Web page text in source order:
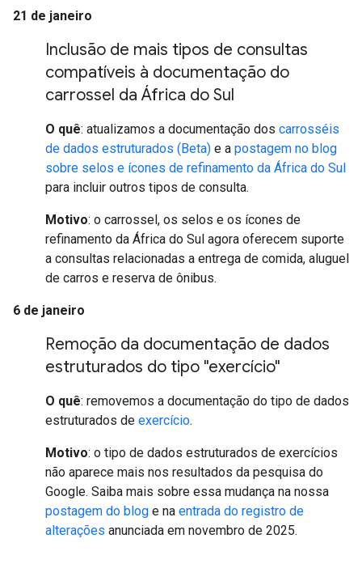
21 de janeiro
Inclusão de mais tipos de consultas
compatíveis à documentação do
carrossel da África do Sul
O quê: atualizamos a documentação dos carrosséis
de dados estruturados (Beta) e a postagem no blog
sobre selos e ícones de refinamento da África do Sul
para incluir outros tipos de consulta.
Motivo: o carrossel, os selos e os ícones de
refinamento da África do Sul agora oferecem suporte
a consultas relacionadas a entrega de comida, aluguel
de carros e reserva de ônibus.
6 de janeiro
Remoção da documentação de dados
estruturados do tipo "exercício"
O quê: removemos a documentação do tipo de dados
estruturados de exercício.
Motivo: o tipo de dados estruturados de exercícios
não aparece mais nos resultados da pesquisa do
Google. Saiba mais sobre essa mudança na nossa
postagem do blog e na entrada do registro de
alterações anunciada em novembro de 2025.